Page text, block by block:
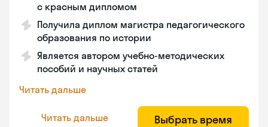
с красным дипломом
Получила диплом магистра педагогического
образования по истории
Является автором учебно-методических
пособий и научных статей
Читать дальше
Читать дальше Выбрать время